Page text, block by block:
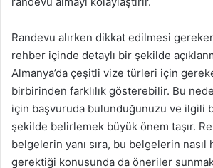
Randevu alırken dikkat edilmesi
rehber içinde detaylı bir şekilde
Almanya’da çeşitli vize türleri için
birbirinden farklılık gösterebilir. Bu
için başvuruda bulunduğunuzu ve ilgili
şekilde belirlemek büyük önem taşır.
belgelerin yanı sıra, bu belgelerin nasıl
gerektiği konusunda da öneriler